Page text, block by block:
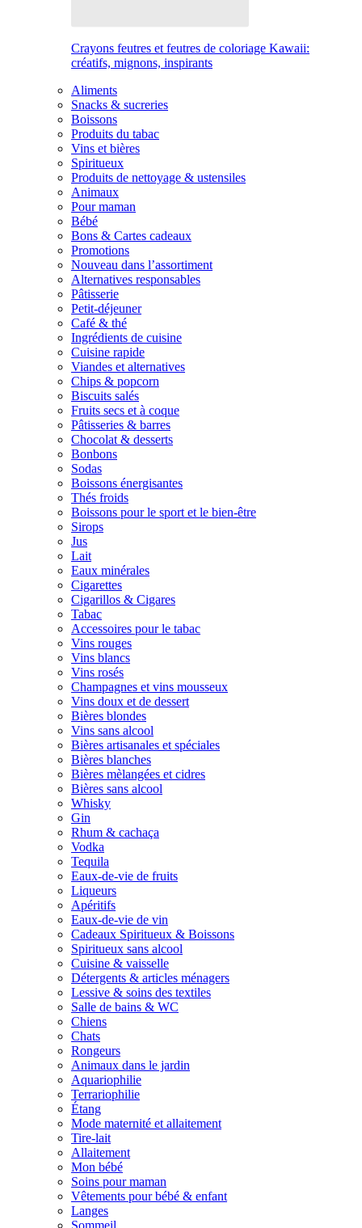
Crayons feutres et feutres de coloriage Kawaii:
créatifs, mignons, inspirants
Aliments
Snacks & sucreries
Boissons
Produits du tabac
Vins et bières
Spiritueux
Produits de nettoyage & ustensiles
Animaux
Pour maman
Bébé
Bons & Cartes cadeaux
Promotions
Nouveau dans l’assortiment
Alternatives responsables
Pâtisserie
Petit-déjeuner
Café & thé
Ingrédients de cuisine
Cuisine rapide
Viandes et alternatives
Chips & popcorn
Biscuits salés
Fruits secs et à coque
Pâtisseries & barres
Chocolat & desserts
Bonbons
Sodas
Boissons énergisantes
Thés froids
Boissons pour le sport et le bien-être
Sirops
Jus
Lait
Eaux minérales
Cigarettes
Cigarillos & Cigares
Tabac
Accessoires pour le tabac
Vins rouges
Vins blancs
Vins rosés
Champagnes et vins mousseux
Vins doux et de dessert
Bières blondes
Vins sans alcool
Bières artisanales et spéciales
Bières blanches
Bières mèlangées et cidres
Bières sans alcool
Whisky
Gin
Rhum & cachaça
Vodka
Tequila
Eaux-de-vie de fruits
Liqueurs
Apéritifs
Eaux-de-vie de vin
Cadeaux Spiritueux & Boissons
Spiritueux sans alcool
Cuisine & vaisselle
Détergents & articles ménagers
Lessive & soins des textiles
Salle de bains & WC
Chiens
Chats
Rongeurs
Animaux dans le jardin
Aquariophilie
Terrariophilie
Étang
Mode maternité et allaitement
Tire-lait
Allaitement
Mon bébé
Soins pour maman
Vêtements pour bébé & enfant
Langes
Sommeil